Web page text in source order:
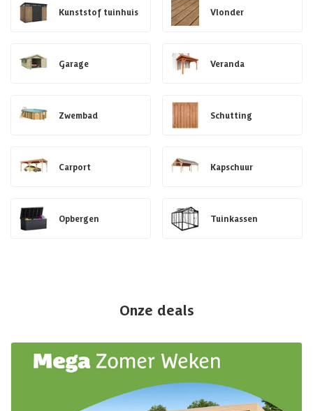
Kunststof tuinhuis Vlonder
Garage Veranda
Zwembad Schutting
Carport Kapschuur
Opbergen Tuinkassen
Onze deals